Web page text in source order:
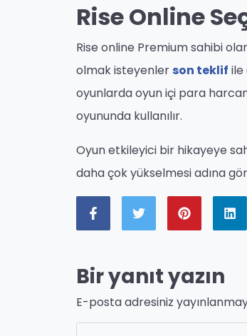
Rise Online
Rise online Premium sahibi
olmak isteyenler son teklif ile
oyunlarda oyun içi para
oyununda kullanılır.
Oyun etkileyici bir hikayeye
daha çok yükselmesi adına
Bir yanıt yazın
E-posta adresiniz